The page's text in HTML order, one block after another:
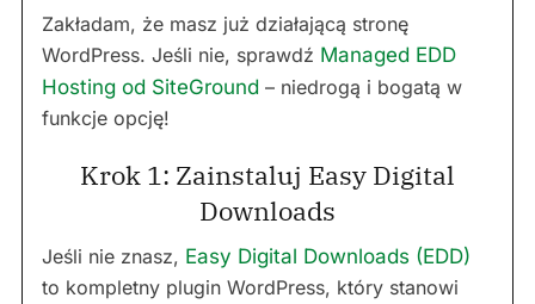
Zakładam, że masz już działającą stronę
WordPress. Jeśli nie, sprawdź Managed EDD
Hosting od SiteGround – niedrogą i bogatą w
funkcje opcję!
Krok 1: Zainstaluj Easy Digital
Downloads
Jeśli nie znasz, Easy Digital Downloads (EDD)
to kompletny plugin WordPress, który stanowi